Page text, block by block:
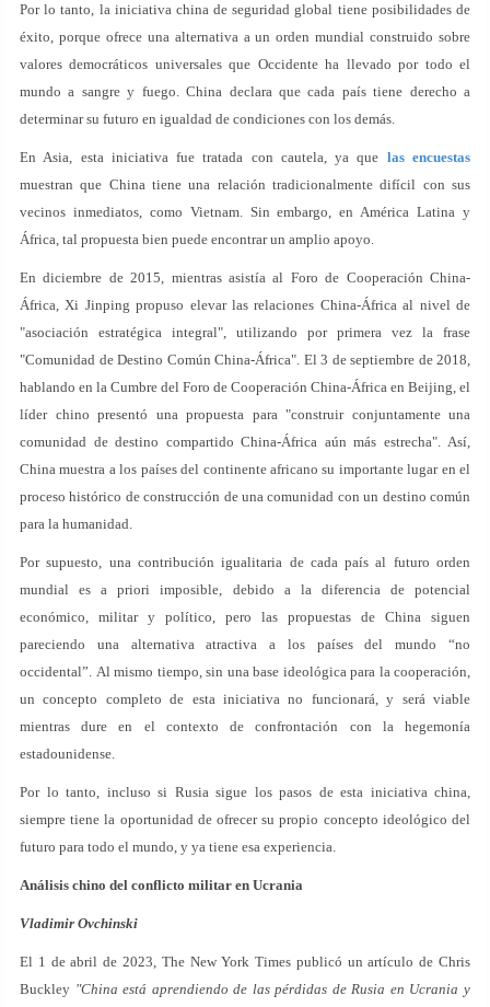
Por lo tanto, la iniciativa china de seguridad global tiene posibilidades de
éxito, porque ofrece una alternativa a un orden mundial construido sobre
valores democráticos universales que Occidente ha llevado por todo el
mundo a sangre y fuego. China declara que cada país tiene derecho a
determinar su futuro en igualdad de condiciones con los demás.
En Asia, esta iniciativa fue tratada con cautela, ya que las encuestas
muestran que China tiene una relación tradicionalmente difícil con sus
vecinos inmediatos, como Vietnam. Sin embargo, en América Latina y
África, tal propuesta bien puede encontrar un amplio apoyo.
En diciembre de 2015, mientras asistía al Foro de Cooperación China-
África, Xi Jinping propuso elevar las relaciones China-África al nivel de
"asociación estratégica integral", utilizando por primera vez la frase
"Comunidad de Destino Común China-África". El 3 de septiembre de 2018,
hablando en la Cumbre del Foro de Cooperación China-África en Beijing, el
líder chino presentó una propuesta para "construir conjuntamente una
comunidad de destino compartido China-África aún más estrecha". Así,
China muestra a los países del continente africano su importante lugar en el
proceso histórico de construcción de una comunidad con un destino común
para la humanidad.
Por supuesto, una contribución igualitaria de cada país al futuro orden
mundial es a priori imposible, debido a la diferencia de potencial
económico, militar y político, pero las propuestas de China siguen
pareciendo una alternativa atractiva a los países del mundo “no
occidental”. Al mismo tiempo, sin una base ideológica para la cooperación,
un concepto completo de esta iniciativa no funcionará, y será viable
mientras dure en el contexto de confrontación con la hegemonía
estadounidense.
Por lo tanto, incluso si Rusia sigue los pasos de esta iniciativa china,
siempre tiene la oportunidad de ofrecer su propio concepto ideológico del
futuro para todo el mundo, y ya tiene esa experiencia.
Análisis chino del conflicto militar en Ucrania
Vladimir Ovchinski
El 1 de abril de 2023, The New York Times publicó un artículo de Chris
Buckley "China está aprendiendo de las pérdidas de Rusia en Ucrania y